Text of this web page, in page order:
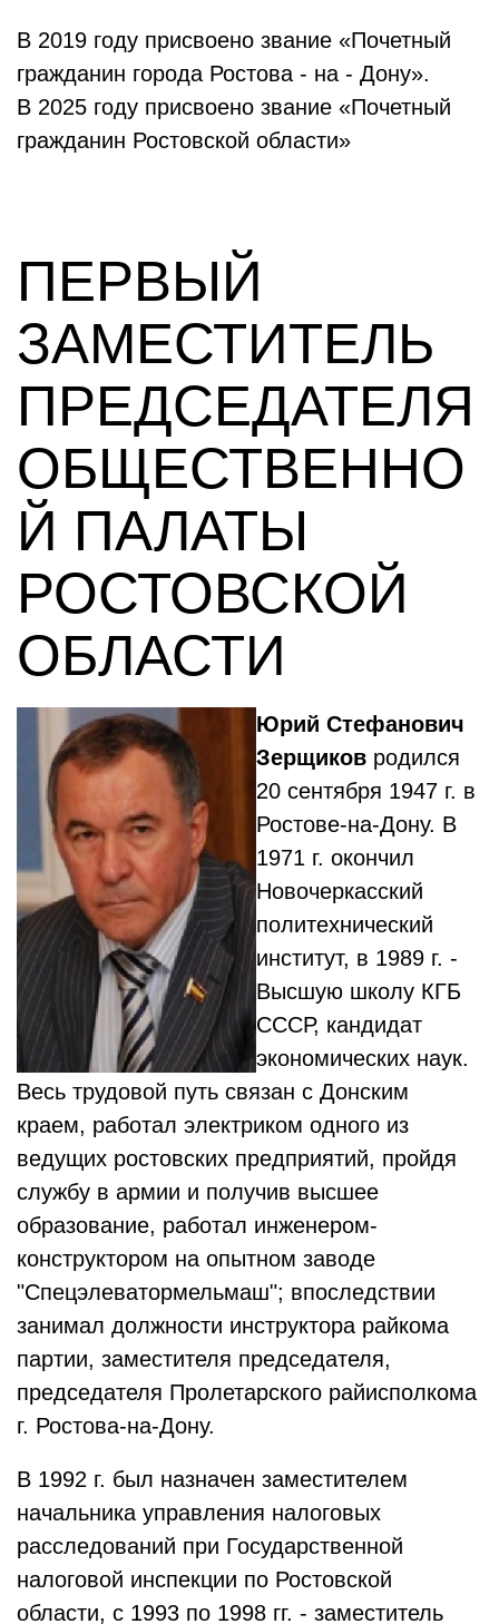
В 2019 году присвоено звание «Почетный
гражданин города Ростова - на - Дону».
В 2025 году присвоено звание «Почетный
гражданин Ростовской области»
ПЕРВЫЙ
ЗАМЕСТИТЕЛЬ
ПРЕДСЕДАТЕЛЯ
ОБЩЕСТВЕННО
Й ПАЛАТЫ
РОСТОВСКОЙ
ОБЛАСТИ
Юрий Стефанович
Зерщиков родился
20 сентября 1947 г. в
Ростове-на-Дону. В
1971 г. окончил
Новочеркасский
политехнический
институт, в 1989 г. -
Высшую школу КГБ
СССР, кандидат
экономических наук.
Весь трудовой путь связан с Донским
краем, работал электриком одного из
ведущих ростовских предприятий, пройдя
службу в армии и получив высшее
образование, работал инженером-
конструктором на опытном заводе
"Спецэлеватормельмаш"; впоследствии
занимал должности инструктора райкома
партии, заместителя председателя,
председателя Пролетарского райисполкома
г. Ростова-на-Дону.
В 1992 г. был назначен заместителем
начальника управления налоговых
расследований при Государственной
налоговой инспекции по Ростовской
области, с 1993 по 1998 гг. - заместитель